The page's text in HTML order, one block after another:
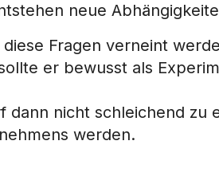
neue
diese Fragen verneint
er bewusst als
dann nicht schleichend zu
werden.